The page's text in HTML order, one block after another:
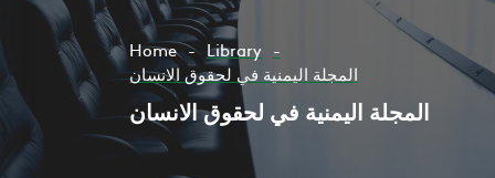
Home
Library
المجلة اليمنية في لحقوق الانسان
المجلة اليمنية في لحقوق الانسان